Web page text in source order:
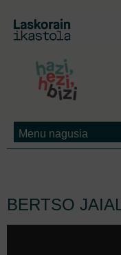
BERTSO